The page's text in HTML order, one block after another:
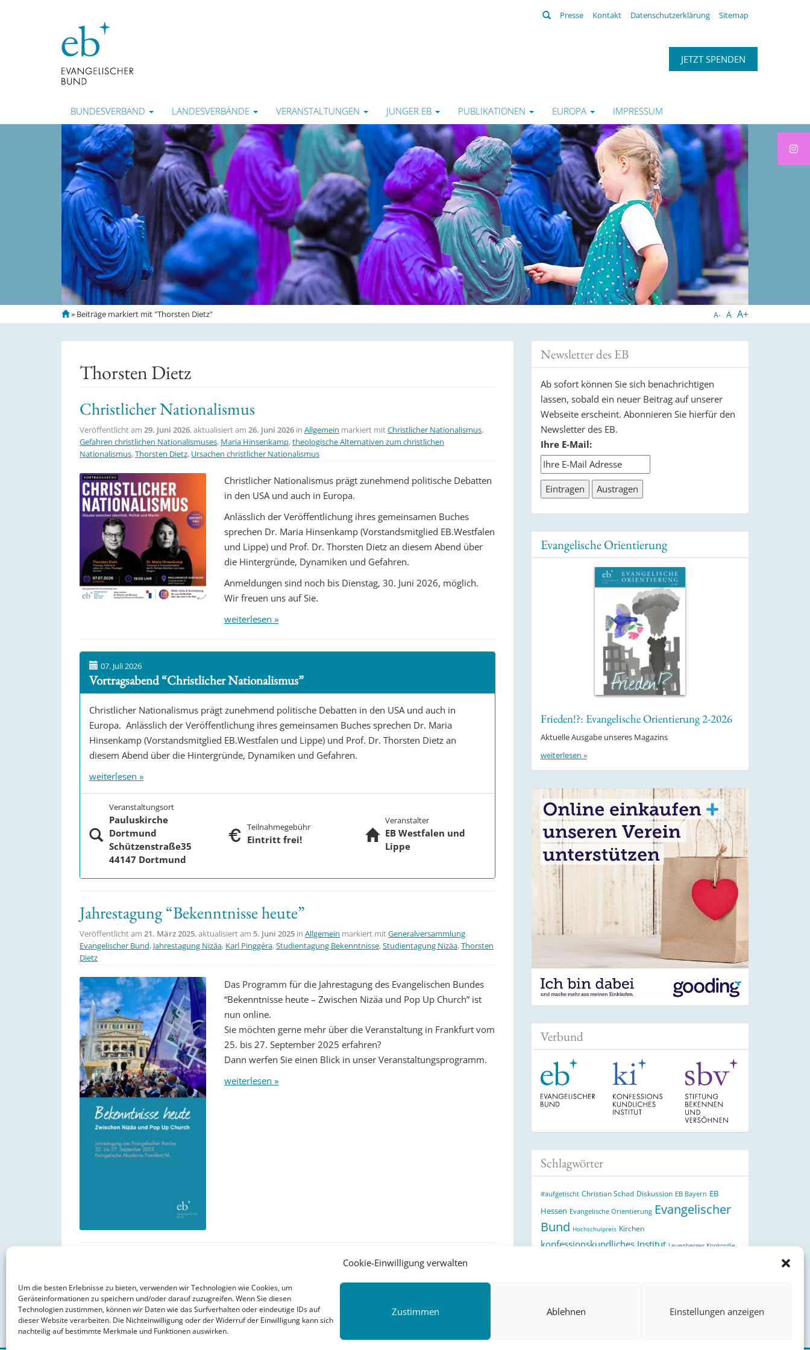
Cookie-Einwilligung verwalten
Um die besten Erlebnisse zu bieten, verwenden wir Technologien wie Cookies, um
Geräteinformationen zu speichern und/oder darauf zuzugreifen. Wenn Sie diesen
Technologien zustimmen, können wir Daten wie das Surfverhalten oder eindeutige IDs auf
dieser Website verarbeiten. Die Nichteinwilligung oder der Widerruf der Einwilligung kann sich
nachteilig auf bestimmte Merkmale und Funktionen auswirken.
Zustimmen Ablehnen Einstellungen anzeigen
Suchen
Presse Kontakt Datenschutzerklärung Sitemap
JETZT SPENDEN
BUNDESVERBAND LANDESVERBÄNDE VERANSTALTUNGEN JUNGER EB PUBLIKATIONEN EUROPA IMPRESSUM
S
t
» Beiträge markiert mit "Thorsten Dietz" A- A A+
Thorsten Dietz
Christlicher Nationalismus
Veröffentlicht am 29. Juni 2026, aktualisiert am 26. Juni 2026 in Allgemein markiert mitChristlicher Nationalismus,
Gefahren christlichen Nationalismuses, Maria Hinsenkamp,theologische Alternativen zum christlichen
Nationalismus,Thorsten Dietz, Ursachen christlicher Nationalismus
Christlicher Nationalismus prägt zunehmend politische Debatten
in den USA und auch in Europa.
Anlässlich der Veröffentlichung ihres gemeinsamen Buches
sprechen Dr. Maria Hinsenkamp (Vorstandsmitglied EB.Westfalen
und Lippe) und Prof. Dr. Thorsten Dietz an diesem Abend über
die Hintergründe, Dynamiken und Gefahren.
Anmeldungen sind noch bis Dienstag, 30. Juni 2026, möglich.
Wir freuen uns auf Sie.
weiterlesen »
07. Juli 2026
Vortragsabend “Christlicher Nationalismus”
Christlicher Nationalismus prägt zunehmend politische Debatten in den USA und auch in
Europa. Anlässlich der Veröffentlichung ihres gemeinsamen Buches sprechen Dr. Maria
Hinsenkamp (Vorstandsmitglied EB.Westfalen und Lippe) und Prof. Dr. Thorsten Dietz an
diesem Abend über die Hintergründe, Dynamiken und Gefahren.
weiterlesen »
Veranstaltungsort
Pauluskirche
Dortmund
Schützenstraße35
44147 Dortmund
Teilnahmegebühr
Eintritt frei!
Veranstalter
EB Westfalen und
Lippe
Jahrestagung “Bekenntnisse heute”
Veröffentlicht am 21. März 2025, aktualisiert am 5. Juni 2025 in Allgemein markiert mitGeneralversammlung
Evangelischer Bund, Jahrestagung Nizäa, Karl Pinggéra,Studientagung Bekenntnisse,Studientagung Nizäa,Thorsten
Dietz
Das Programm für die Jahrestagung des Evangelischen Bundes
“Bekenntnisse heute – Zwischen Nizäa und Pop Up Church” ist
nun online.
Sie möchten gerne mehr über die Veranstaltung in Frankfurt vom
25. bis 27. September 2025 erfahren?
Dann werfen Sie einen Blick in unser Veranstaltungsprogramm.
weiterlesen »
Newsletter des EB
Ab sofort können Sie sich benachrichtigen
lassen, sobald ein neuer Beitrag auf unserer
Webseite erscheint. Abonnieren Sie hierfür den
Newsletter des EB.
Ihre E-Mail:
Evangelische Orientierung
Frieden!?: Evangelische Orientierung 2-2026
Aktuelle Ausgabe unseres Magazins
weiterlesen »
Verbund
Schlagwörter
#aufgetischt Christian Schad Diskussion EB Bayern EB
Hessen Evangelische Orientierung Evangelischer
Bund Hochschulpreis Kirchen
konfessionskundliches Institut Leuenberger Konkordie